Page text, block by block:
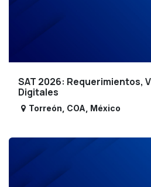
SAT 2026: Requerimientos,
Digitales
Torreón COA México